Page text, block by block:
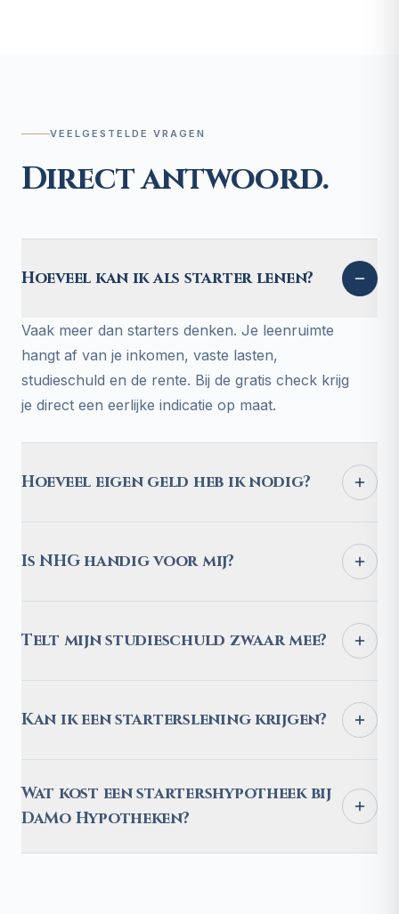
VEELGESTELDE VRAGEN
Direct antwoord.
Hoeveel kan ik als starter lenen?
Vaak meer dan starters denken. Je leenruimte
hangt af van je inkomen, vaste lasten,
studieschuld en de rente. Bij de gratis check krijg
je direct een eerlijke indicatie op maat.
Hoeveel eigen geld heb ik nodig?
Is NHG handig voor mij?
Telt mijn studieschuld zwaar mee?
Kan ik een starterslening krijgen?
Wat kost een startershypotheek bij
DaMo Hypotheken?